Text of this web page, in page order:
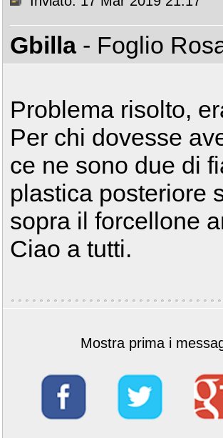
Gbilla - Foglio
Problema risolto,
Per chi dovesse
ce ne sono due di
plastica posteriore
sopra il forcellone
Ciao a tutti.
Mostra prima i